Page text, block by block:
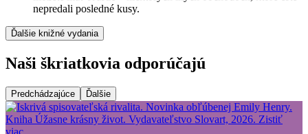
nepredali posledné kusy.
Ďalšie knižné vydania
Naši škriatkovia odporúčajú
Predchádzajúce Ďalšie